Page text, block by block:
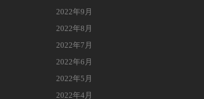
2022年9月
2022年8月
2022年7月
2022年6月
2022年5月
2022年4月